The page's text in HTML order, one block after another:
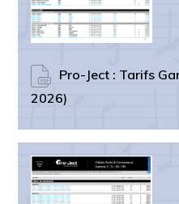
Pro-Ject : Tarifs
2026)